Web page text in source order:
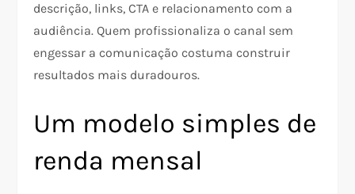
descrição, links, CTA e relacionamento com a
audiência. Quem profissionaliza o canal sem
engessar a comunicação costuma construir
resultados mais duradouros.​​
Um modelo simples de
renda mensal